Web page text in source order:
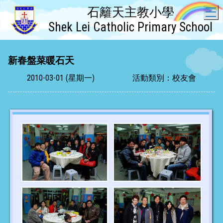
石籬天主教小學
Shek Lei Catholic Primary School
新春盤菜暖石天
2010-03-01 (星期一) 活動類別：校友會